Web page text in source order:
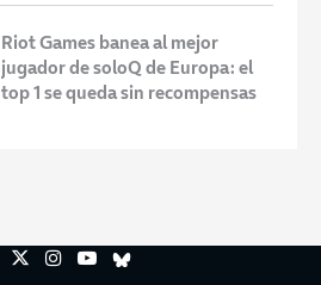
Riot Games banea al mejor
jugador de soloQ de Europa: el
top 1 se queda sin recompensas